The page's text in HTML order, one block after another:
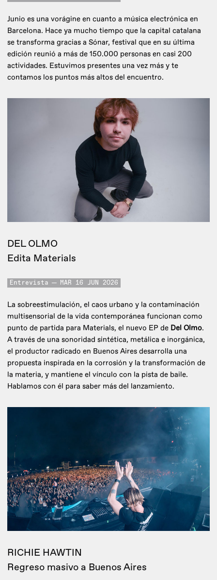
Junio es una vorágine en cuanto a música electrónica en
Barcelona. Hace ya mucho tiempo que la capital catalana
se transforma gracias a Sónar, festival que en su última
edición reunió a más de 150.000 personas en casi 200
actividades. Estuvimos presentes una vez más y te
contamos los puntos más altos del encuentro.
DEL OLMO
Edita Materials
Entrevista MAR 16 JUN 2026
La sobreestimulación, el caos urbano y la contaminación
multisensorial de la vida contemporánea funcionan como
punto de partida para Materials, el nuevo EP de Del Olmo.
A través de una sonoridad sintética, metálica e inorgánica,
el productor radicado en Buenos Aires desarrolla una
propuesta inspirada en la corrosión y la transformación de
la materia, y mantiene el vínculo con la pista de baile.
Hablamos con él para saber más del lanzamiento.
RICHIE HAWTIN
Regreso masivo a Buenos Aires